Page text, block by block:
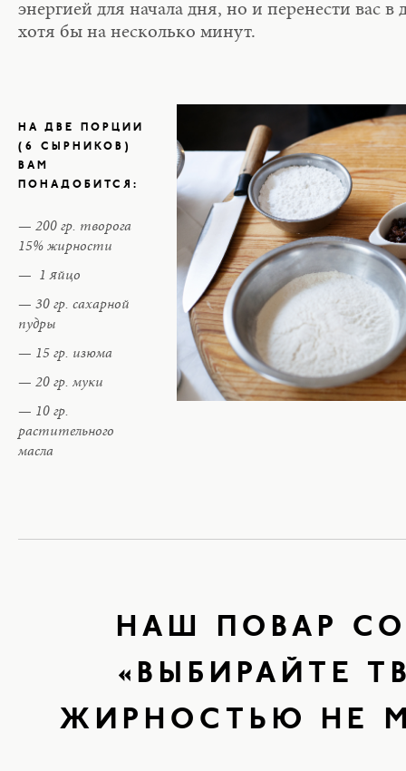
энергией для начала дня, но и перенести вас в
хотя бы на несколько минут.
НА ДВЕ ПОРЦИИ
(6 СЫРНИКОВ)
ВАМ
ПОНАДОБИТСЯ:
200 гр. творога
15% жирности
1 яйцо
30 гр. сахарной
пудры
15 гр. изюма
20 гр. муки
10 гр.
растительного
масла
НАШ ПОВАР
«ВЫБИРАЙТЕ
ЖИРНОСТЬЮ НЕ